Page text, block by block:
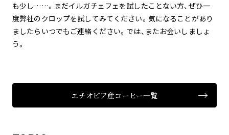
も少し……。まだイルガチェフェを試したことない方、ぜひ一
度弊社のクロップを試してみてください。気になることがあり
ましたらいつでもご連絡ください。では、またお会いしましょ
う。
エチオピア産コーヒー一覧